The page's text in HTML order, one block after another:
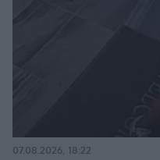
07.08.2026, 18:22